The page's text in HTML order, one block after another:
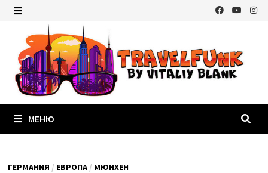
Перейти
содержимому
МЕНЮ
ГЕРМАНИЯ / ЕВРОПА / МЮНХЕН